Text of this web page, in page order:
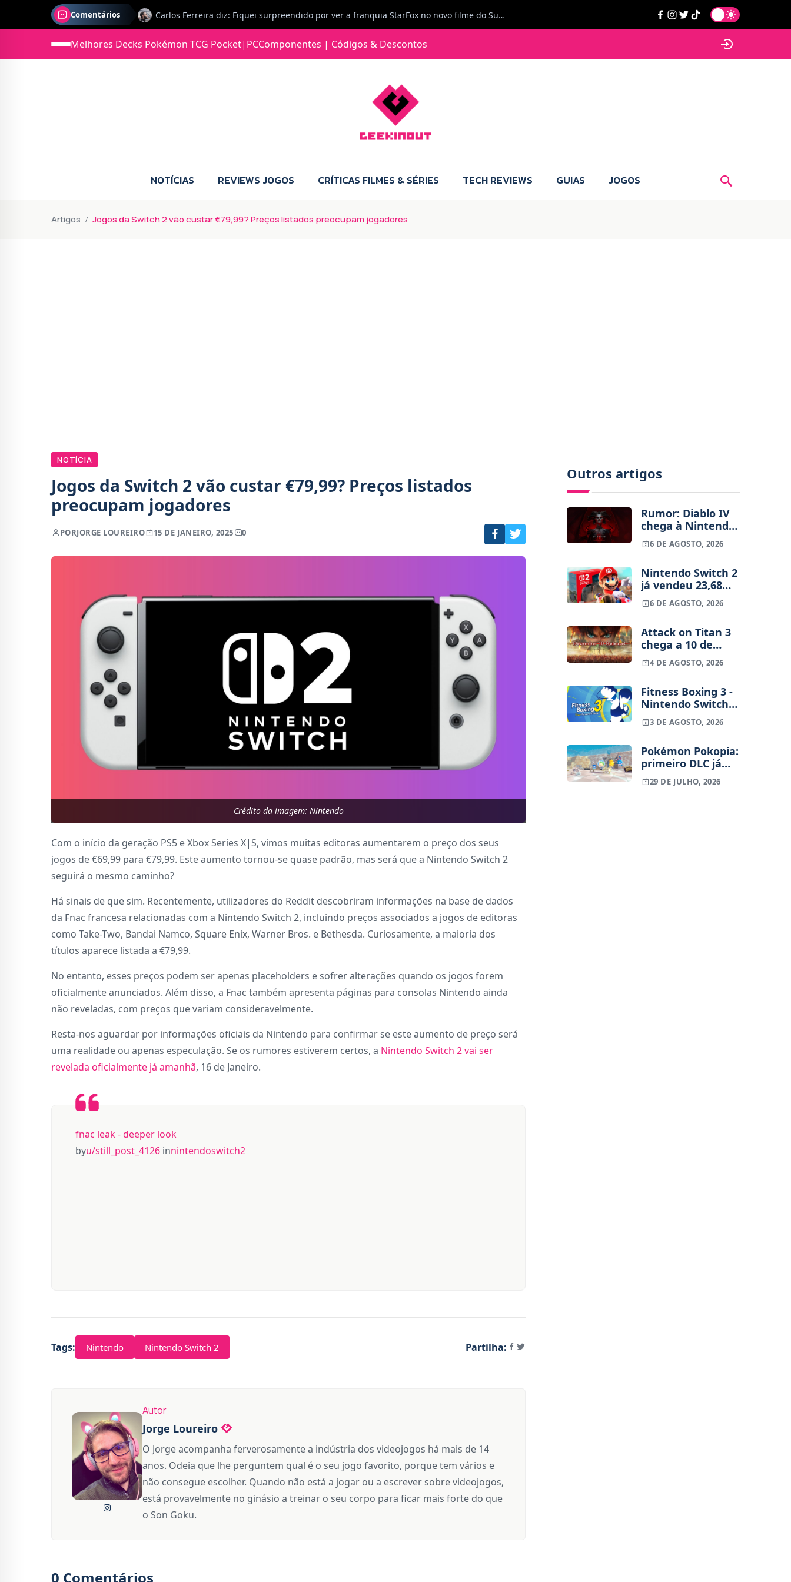
Comentários
Jonas diz: Estou seriamente com vontade para comprar para a Switch 2 :P
Melhores Decks Pokémon TCG Pocket| PCComponentes | Códigos & Descontos
NOTÍCIAS REVIEWS JOGOS CRÍTICAS FILMES & SÉRIES TECH REVIEWS GUIAS JOGOS
Artigos Jogos da Switch 2 vão custar €79,99? Preços listados preocupam jogadores
NOTÍCIA
Jogos da Switch 2 vão custar €79,99? Preços listados
preocupam jogadores
PORJORGE LOUREIRO 15 DE JANEIRO, 2025 0
Crédito da imagem: Nintendo
Com o início da geração PS5 e Xbox Series X|S, vimos muitas editoras aumentarem o preço dos seus
jogos de €69,99 para €79,99. Este aumento tornou-se quase padrão, mas será que a Nintendo Switch 2
seguirá o mesmo caminho?
Há sinais de que sim. Recentemente, utilizadores do Reddit descobriram informações na base de dados
da Fnac francesa relacionadas com a Nintendo Switch 2, incluindo preços associados a jogos de editoras
como Take-Two, Bandai Namco, Square Enix, Warner Bros. e Bethesda. Curiosamente, a maioria dos
títulos aparece listada a €79,99.
No entanto, esses preços podem ser apenas placeholders e sofrer alterações quando os jogos forem
oficialmente anunciados. Além disso, a Fnac também apresenta páginas para consolas Nintendo ainda
não reveladas, com preços que variam consideravelmente.
Resta-nos aguardar por informações oficiais da Nintendo para confirmar se este aumento de preço será
uma realidade ou apenas especulação. Se os rumores estiverem certos, a Nintendo Switch 2 vai ser
revelada oficialmente já amanhã, 16 de Janeiro.
fnac leak - deeper look
byu/still_post_4126 innintendoswitch2
Tags: Nintendo Nintendo Switch 2 Partilha:
Autor
Jorge Loureiro
O Jorge acompanha ferverosamente a indústria dos videojogos há mais de 14
anos. Odeia que lhe perguntem qual é o seu jogo favorito, porque tem vários e
não consegue escolher. Quando não está a jogar ou a escrever sobre videojogos,
está provavelmente no ginásio a treinar o seu corpo para ficar mais forte do que
o Son Goku.
0 Comentários
Outros artigos
Rumor: Diablo IV
chega à Nintendo
Switch 2 em
setembro e vai
um jogo novo
6 DE AGOSTO, 2026
Nintendo Switch 2
já vendeu 23,68
milhões de
unidades e está 4
da Switch original
no mesmo
período
6 DE AGOSTO, 2026
Attack on Titan 3
chega a 10 de
dezembro para
consolas e PC
4 DE AGOSTO, 2026
Fitness Boxing 3 -
Nintendo Switch 2
Edition (análise) |
Treinos refinados,
ritmo
3 DE AGOSTO, 2026
Pokémon Pokopia:
primeiro DLC já
tem data marcada
29 DE JULHO, 2026